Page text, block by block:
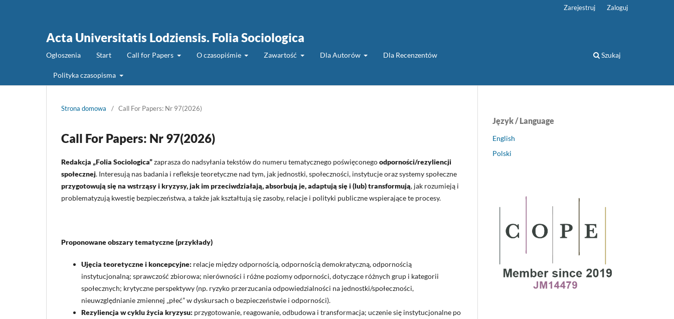
Acta Universitatis Lodziensis. Folia Sociologica
Ogłoszenia Start Call for Papers O czasopiśmie Zawartość Dla Autorów Dla Recenzentów
Polityka czasopisma
Szukaj
Zarejestruj Zaloguj
Strona domowa / Call For Papers: Nr 97(2026)
Call For Papers: Nr 97(2026)
Redakcja „Folia Sociologica”zaprasza do nadsyłania tekstów do numeru tematycznego poświęconegoodporności/rezyliencji
społecznej. Interesują nas badania i refleksje teoretyczne nad tym, jak jednostki, społeczności, instytucje oraz systemy społeczne
przygotowują się na wstrząsy i kryzysy, jak im przeciwdziałają, absorbują je, adaptują się i (lub) transformują, jak rozumieją i
problematyzują kwestię bezpieczeństwa, a także jak kształtują się zasoby, relacje i polityki publiczne wspierające te procesy.
Proponowane obszary tematyczne (przykłady)
Ujęcia teoretyczne i koncepcyjne: relacje między odpornością, odpornością demokratyczną, odpornością
instytucjonalną; sprawczość zbiorowa; nierówności i różne poziomy odporności, dotyczące różnych grup i kategorii
społecznych; krytyczne perspektywy (np. ryzyko przerzucania odpowiedzialności na jednostki/społeczności,
nieuwzględnianie zmiennej „płeć” w dyskursach o bezpieczeństwie i odporności).
Rezyliencja w cyklu życia kryzysu: przygotowanie, reagowanie, odbudowa i transformacja; uczenie się instytucjonalne po
Język / Language
English
Polski